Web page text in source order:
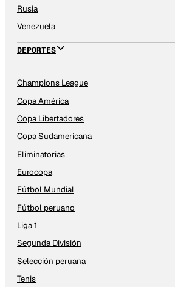
Rusia
Venezuela
DEPORTES
Champions League
Copa América
Copa Libertadores
Copa Sudamericana
Eliminatorias
Eurocopa
Fútbol Mundial
Fútbol peruano
Liga 1
Segunda División
Selección peruana
Tenis